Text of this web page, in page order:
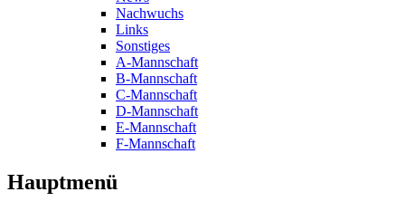
Nachwuchs
Links
Sonstiges
A-Mannschaft
B-Mannschaft
C-Mannschaft
D-Mannschaft
E-Mannschaft
F-Mannschaft
Hauptmenü